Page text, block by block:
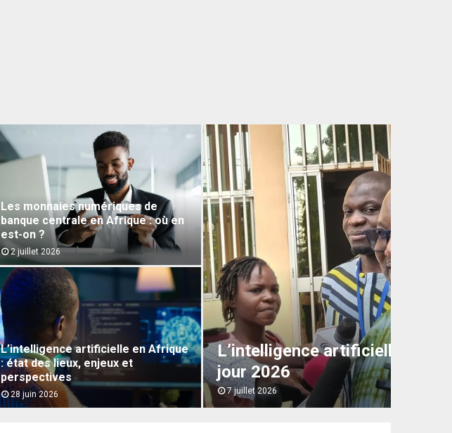
Les monnaies numériques de
banque centrale en Afrique : où en
est-on ?
2 juillet 2026
L’intelligence artificielle en Afrique
: état des lieux, enjeux et
perspectives
28 juin 2026
L’intelligence artificielle au
jour 2026
7 juillet 2026